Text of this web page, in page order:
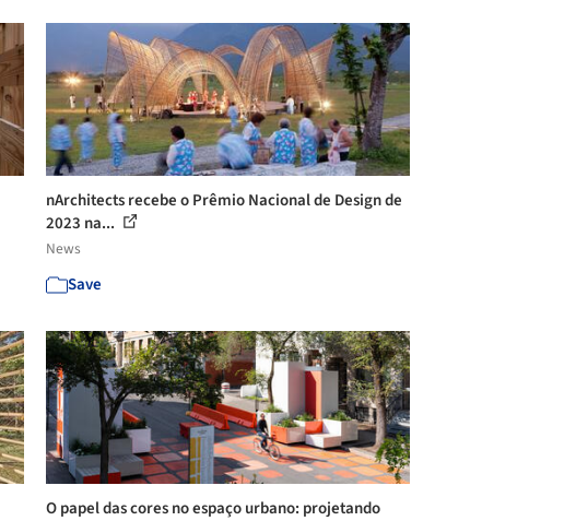
nArchitects recebe o Prêmio Nacional de Design de
2023 na...
News
Save
O papel das cores no espaço urbano: projetando